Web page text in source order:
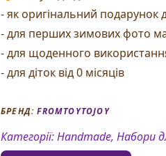
- як оригінальний подарунок
- для перших зимових фото
- для щоденного
- для діток від 0 місяців
БРЕНД:FROMTOYTOJOY
Категорії:Handmade, Набори